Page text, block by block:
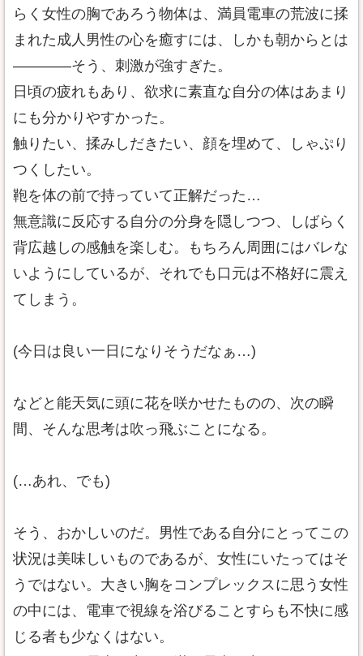
らく女性の胸であろう物体は、満員電車の荒波に揉
まれた成人男性の心を癒すには、しかも朝からとは
――――そう、刺激が強すぎた。
日頃の疲れもあり、欲求に素直な自分の体はあまり
にも分かりやすかった。
触りたい、揉みしだきたい、顔を埋めて、しゃぷり
つくしたい。
鞄を体の前で持っていて正解だった…
無意識に反応する自分の分身を隠しつつ、しばらく
背広越しの感触を楽しむ。もちろん周囲にはバレな
いようにしているが、それでも口元は不格好に震え
てしまう。
(今日は良い一日になりそうだなぁ…)
などと能天気に頭に花を咲かせたものの、次の瞬
間、そんな思考は吹っ飛ぶことになる。
(…あれ、でも)
そう、おかしいのだ。男性である自分にとってこの
状況は美味しいものであるが、女性にいたってはそ
うではない。大きい胸をコンプレックスに思う女性
の中には、電車で視線を浴びることすらも不快に感
じる者も少なくはない。